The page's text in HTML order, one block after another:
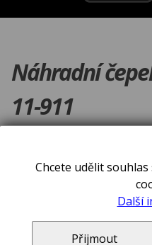
Náhradní
11-911
Chcete udělit souhlas
Další
Přijmout